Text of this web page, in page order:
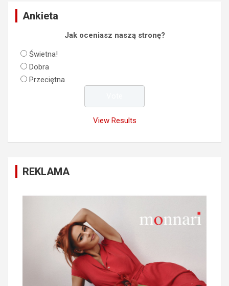
Ankieta
Jak oceniasz naszą stronę?
Świetna!
Dobra
Przeciętna
View Results
REKLAMA